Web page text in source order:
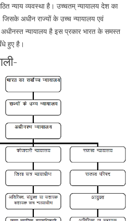
न्याय व्यवस्था है। उच्चतम् न्यायालय देश का
जिसके अधीन राज्यों के उच्च न्यायालय एवं
न्यायालय है इस प्रकार भारत के समस्त
हुए है।